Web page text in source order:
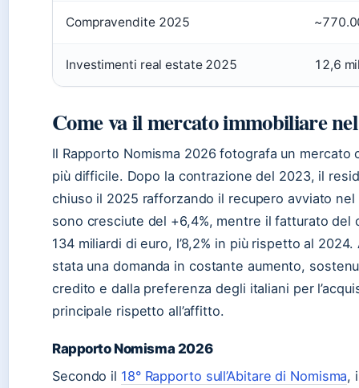
Compravendite 2025
Investimenti real estate 2025 12,6
Come va il mercato immobiliare
Il Rapporto Nomisma 2026 fotografa un mercato
più difficile. Dopo la contrazione del 2023, il
chiuso il 2025 rafforzando il recupero avviato
sono cresciute del +6,4%, mentre il fatturato del
134 miliardi di euro, l’8,2% in più rispetto al
stata una domanda in costante aumento,
credito e dalla preferenza degli italiani per
principale rispetto all’affitto.
Rapporto Nomisma 2026
Secondo il 18° Rapporto sull’Abitare di Nomisma,